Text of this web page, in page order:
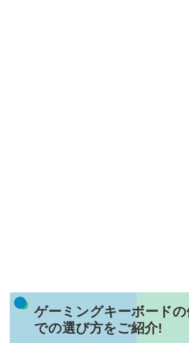
ゲーミングキーボードの
での選び方をご紹介!